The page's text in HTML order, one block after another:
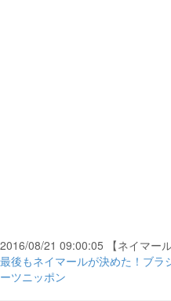
2016/08/21 09:00:05 【ネイマール
最後もネイマールが決めた！ブ
ーツニッポン